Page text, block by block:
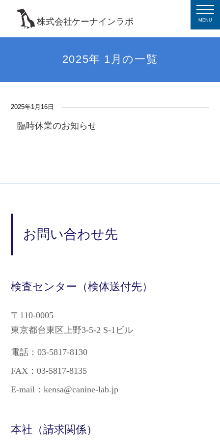
MENU
2025年 1月の一覧
2025年1月16日
臨時休業のお知らせ
お問い合わせ先
検査センター（検体送付先）
〒110-0005
東京都台東区上野3-5-2 S-1ビル
電話：03-5817-8130
FAX：03-5817-8135
E-mail：kensa@canine-lab.jp
本社（請求関係）